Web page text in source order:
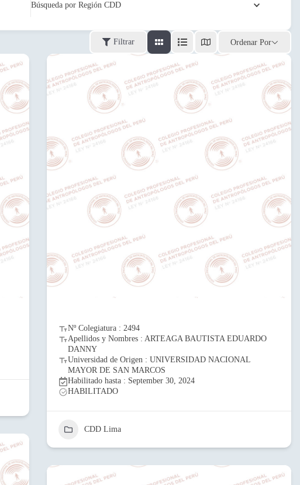
Búsqueda por Región CDD
Filtrar Ordenar Por
Nº Colegiatura : 2494
Apellidos y Nombres : ARTEAGA BAUTISTA EDUARDO
DANNY
Universidad de Origen : UNIVERSIDAD NACIONAL
MAYOR DE SAN MARCOS
Habilitado hasta : September 30, 2024
HABILITADO
CDD Lima